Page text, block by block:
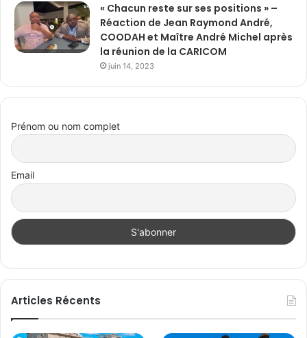
« Chacun reste sur ses positions » –
Réaction de Jean Raymond André,
COODAH et Maître André Michel après
la réunion de la CARICOM
juin 14, 2023
Prénom ou nom complet
Email
Articles Récents